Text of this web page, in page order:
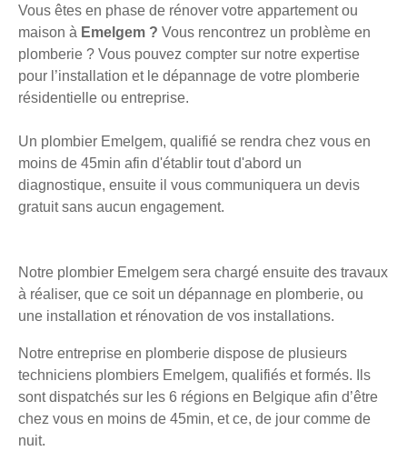
Vous êtes en phase de rénover votre appartement ou
maison à Emelgem ? Vous rencontrez un problème en
plomberie ? Vous pouvez compter sur notre expertise
pour l’installation et le dépannage de votre plomberie
résidentielle ou entreprise.
Un plombier Emelgem, qualifié se rendra chez vous en
moins de 45min afin d'établir tout d'abord un
diagnostique, ensuite il vous communiquera un devis
gratuit sans aucun engagement.
Notre plombier Emelgem sera chargé ensuite des travaux
à réaliser, que ce soit un dépannage en plomberie, ou
une installation et rénovation de vos installations.
Notre entreprise en plomberie dispose de plusieurs
techniciens plombiers Emelgem, qualifiés et formés. Ils
sont dispatchés sur les 6 régions en Belgique afin d’être
chez vous en moins de 45min, et ce, de jour comme de
nuit.